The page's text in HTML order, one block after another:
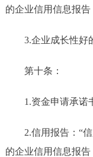
的企业信用信息报告
3.企业成长性好
第十条：
1.资金申请承诺
2.信用报告：“
的企业信用信息报告